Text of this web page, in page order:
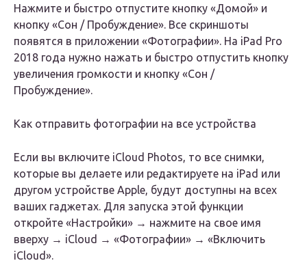
Нажмите и быстро отпустите кнопку «Домой» и
кнопку «Сон / Пробуждение». Все скриншоты
появятся в приложении «Фотографии». На iPad Pro
2018 года нужно нажать и быстро отпустить кнопку
увеличения громкости и кнопку «Сон /
Пробуждение».
Как отправить фотографии на все устройства
Если вы включите iCloud Photos, то все снимки,
которые вы делаете или редактируете на iPad или
другом устройстве Apple, будут доступны на всех
ваших гаджетах. Для запуска этой функции
откройте «Настройки» → нажмите на свое имя
вверху → iCloud → «Фотографии» → «Включить
iCloud».